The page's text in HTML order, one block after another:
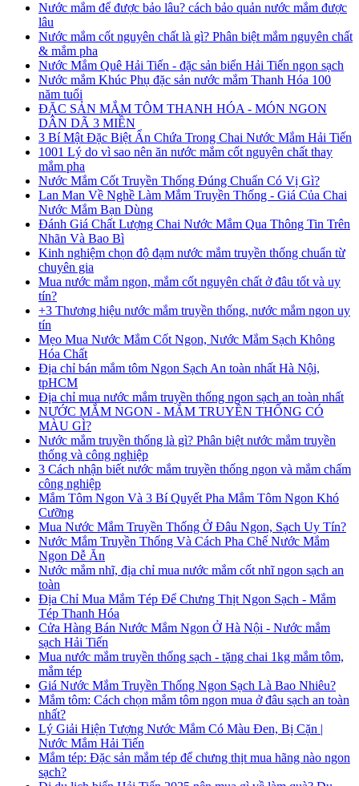
Nước mắm để được bảo lâu? cách bảo quản nước mắm được
lâu
Nước mắm cốt nguyên chất là gì? Phân biệt mắm nguyên chất
& mắm pha
Nước Mắm Quê Hải Tiến - đặc sản biển Hải Tiến ngon sạch
Nước mắm Khúc Phụ đặc sản nước mắm Thanh Hóa 100
năm tuổi
ĐẶC SẢN MẮM TÔM THANH HÓA - MÓN NGON
DÂN DÃ 3 MIỀN
3 Bí Mật Đặc Biệt Ẩn Chứa Trong Chai Nước Mắm Hải Tiến
1001 Lý do vì sao nên ăn nước mắm cốt nguyên chất thay
mắm pha
Nước Mắm Cốt Truyền Thống Đúng Chuẩn Có Vị Gì?
Lan Man Về Nghề Làm Mắm Truyền Thống - Giá Của Chai
Nước Mắm Bạn Dùng
Đánh Giá Chất Lượng Chai Nước Mắm Qua Thông Tin Trên
Nhãn Và Bao Bì
Kinh nghiệm chọn độ đạm nước mắm truyền thống chuẩn từ
chuyên gia
Mua nước mắm ngon, mắm cốt nguyên chất ở đâu tốt và uy
tín?
+3 Thương hiệu nước mắm truyền thống, nước mắm ngon uy
tín
Mẹo Mua Nước Mắm Cốt Ngon, Nước Mắm Sạch Không
Hóa Chất
Địa chỉ bán mắm tôm Ngon Sạch An toàn nhất Hà Nội,
tpHCM
Địa chỉ mua nước mắm truyền thống ngon sạch an toàn nhất
NƯỚC MẮM NGON - MẮM TRUYỀN THỐNG CÓ
MÀU GÌ?
Nước mắm truyền thống là gì? Phân biệt nước mắm truyền
thống và công nghiệp
3 Cách nhận biết nước mắm truyền thống ngon và mắm chấm
công nghiệp
Mắm Tôm Ngon Và 3 Bí Quyết Pha Mắm Tôm Ngon Khó
Cưỡng
Mua Nước Mắm Truyền Thống Ở Đâu Ngon, Sạch Uy Tín?
Nước Mắm Truyền Thống Và Cách Pha Chế Nước Mắm
Ngon Dễ Ăn
Nước mắm nhĩ, địa chỉ mua nước mắm cốt nhĩ ngon sạch an
toàn
Địa Chỉ Mua Mắm Tép Để Chưng Thịt Ngon Sạch - Mắm
Tép Thanh Hóa
Cửa Hàng Bán Nước Mắm Ngon Ở Hà Nội - Nước mắm
sạch Hải Tiến
Mua nước mắm truyền thống sạch - tặng chai 1kg mắm tôm,
mắm tép
Giá Nước Mắm Truyền Thống Ngon Sạch Là Bao Nhiêu?
Mắm tôm: Cách chọn mắm tôm ngon mua ở đâu sạch an toàn
nhất?
Lý Giải Hiện Tượng Nước Mắm Có Màu Đen, Bị Cặn |
Nước Mắm Hải Tiến
Mắm tép: Đặc sản mắm tép để chưng thịt mua hãng nào ngon
sạch?